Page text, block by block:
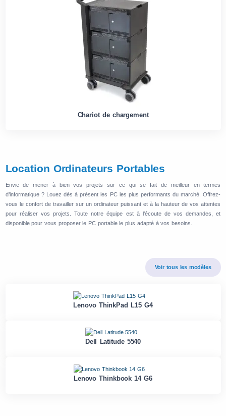
Chariot de chargement
Location Ordinateurs Portables
Envie de mener à bien vos projets sur ce qui se fait de meilleur en termes
d’informatique ? Louez dès à présent les PC les plus performants du marché. Offrez-
vous le confort de travailler sur un ordinateur puissant et à la hauteur de vos attentes
pour réaliser vos projets. Toute notre équipe est à l’écoute de vos demandes, et
disponible pour vous proposer le PC portable le plus adapté à vos besoins.
Voir tous les modèles
Lenovo ThinkPad L15 G4
Dell Latitude 5540
Lenovo Thinkbook 14 G6